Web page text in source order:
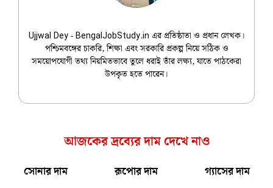
Ujjwal Dey - BengalJobStudy.in এর প্রতিষ্ঠাতা ও প্রধান লেখক।
পশ্চিমবঙ্গের চাকরি, শিক্ষা এবং সরকারি প্রকল্প নিয়ে সঠিক ও
সময়োপযোগী তথ্য নিয়মিতভাবে তুলে ধরাই তাঁর লক্ষ্য, যাতে পাঠকেরা
উপকৃত হতে পারেন।
আজকের দ্রব্যের দাম দেখে নাও
সোনার দাম রূপোর দাম গ্যাসের দাম